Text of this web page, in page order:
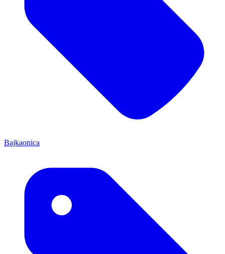
Bajkaonica